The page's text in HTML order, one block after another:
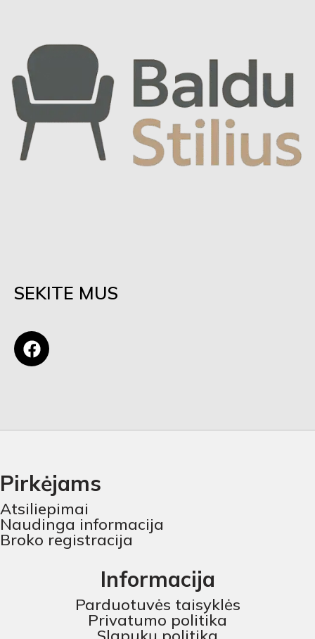
SEKITE MUS
Pirkėjams
Atsiliepimai
Naudinga informacija
Broko registracija
Informacija
Parduotuvės taisyklės
Privatumo politika